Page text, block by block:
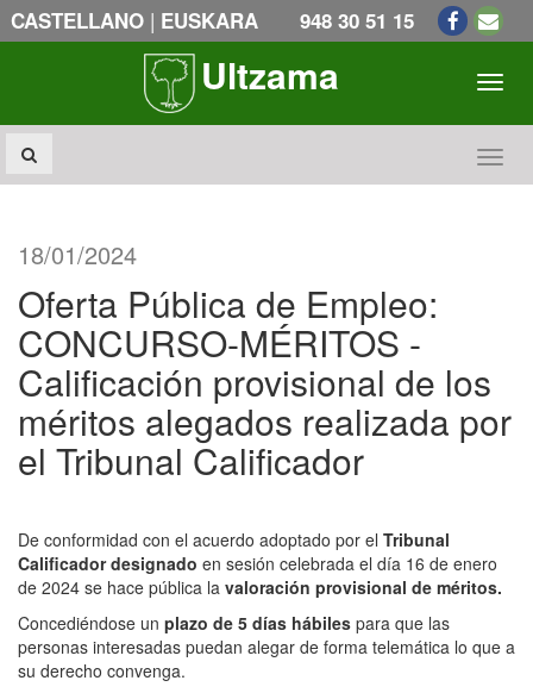
CASTELLANO | EUSKARA 948 30 51 15
Ultzama
18/01/2024
Oferta Pública de Empleo:
CONCURSO-MÉRITOS -
Calificación provisional de los
méritos alegados realizada por
el Tribunal Calificador
De conformidad con el acuerdo adoptado por el Tribunal
Calificador designado en sesión celebrada el día 16 de enero
de 2024 se hace pública la valoración provisional de méritos.
Concediéndose un plazo de 5 días hábiles para que las
personas interesadas puedan alegar de forma telemática lo que a
su derecho convenga.